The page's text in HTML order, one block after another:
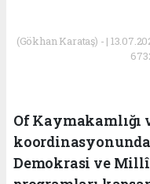
(Gökhan Karataş) - |
Of Kaymakamlığı
Demokrasi ve